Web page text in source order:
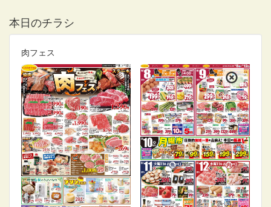
本日のチラシ
肉フェス